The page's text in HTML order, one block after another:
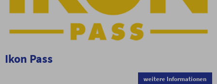
Ikon Pass
weitere Informationen